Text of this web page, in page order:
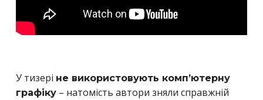
У тизері не використовують комп’ютерну
графіку – натомість автори зняли справжній